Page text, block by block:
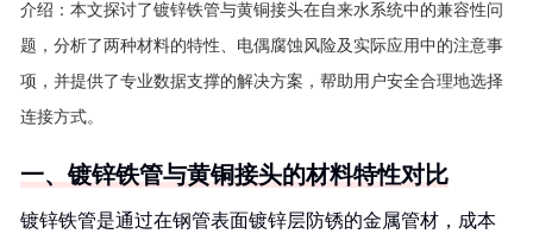
介绍： 本文探讨了镀锌铁管与黄铜接头在自来水系统中的兼容性问
题，分析了两种材料的特性、电偶腐蚀风险及实际应用中的注意事
项，并提供了专业数据支撑的解决方案，帮助用户安全合理地选择
连接方式。
一、镀锌铁管与黄铜接头的材料特性对比
镀锌铁管是通过在钢管表面镀锌层防锈的金属管材，成本